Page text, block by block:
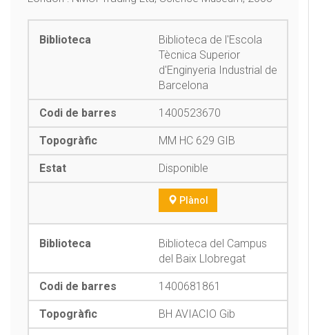
Biblioteca de l'Escola
Tècnica Superior
d'Enginyeria Industrial de
Barcelona
1400523670
MM HC 629 GIB
Disponible
Plànol
Biblioteca del Campus
del Baix Llobregat
1400681861
BH AVIACIO Gib